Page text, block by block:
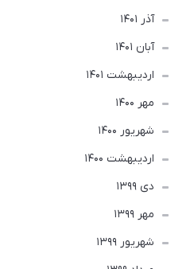
آذر 1401
آبان 1401
ارديبهشت 1401
مهر 1400
شهریور 1400
ارديبهشت 1400
دی 1399
مهر 1399
شهریور 1399